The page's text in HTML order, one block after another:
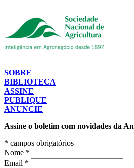
SOBRE
BIBLIOTECA
ASSINE
PUBLIQUE
ANUNCIE
Assine o boletim com novidades da
* campos obrigatórios
Nome *
Email *